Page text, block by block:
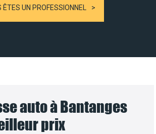
ÊTES UN PROFESSIONNEL
auto à Bantanges
prix